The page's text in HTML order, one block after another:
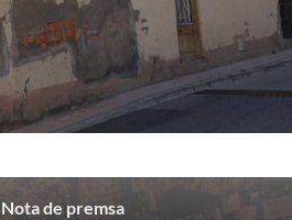
Nota de premsa